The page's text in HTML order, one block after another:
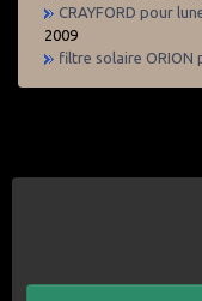
CRAYFORD pour
2009
filtre solaire ORION